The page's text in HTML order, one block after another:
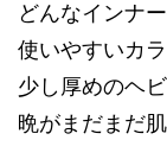
どんなインナ
使いやすいカ
少し厚めのヘ
晩がまだまだ